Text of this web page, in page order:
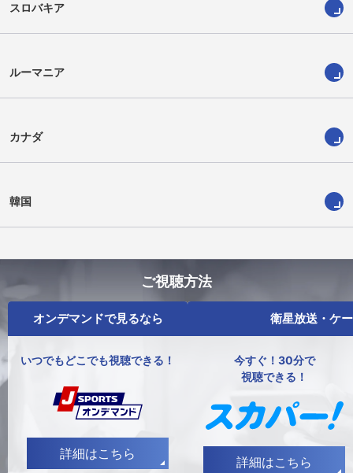
スロバキア
ルーマニア
カナダ
韓国
ご視聴方法
オンデマンドで見るなら
いつでもどこでも視聴できる！
詳細はこちら
衛星放送・ケ
今すぐ！30分で
視聴できる！
詳細はこちら